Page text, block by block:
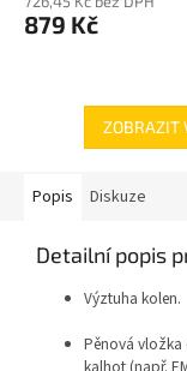
879 Kč
ZOBRAZIT
Popis Diskuze
Detailní popis
Výztuha kolen.
Pěnová vložka